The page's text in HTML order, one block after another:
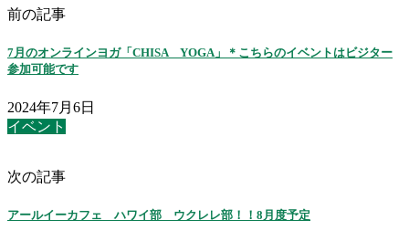
前の記事
7月のオンラインヨガ「CHISA YOGA」＊こちらのイベントはビジター
参加可能です
2024年7月6日
イベント
次の記事
アールイーカフェ ハワイ部 ウクレレ部！！8月度予定